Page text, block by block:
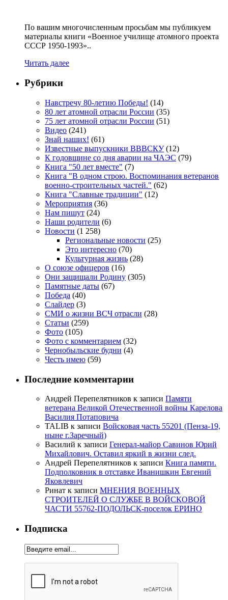
По вашим многочисленным просьбам мы публикуем
материалы книги «Военное училище атомного проекта
СССР 1950-1993»..
Читать далее
Рубрики
Навстречу 80-летию Победы! (14)
80 лет атомной отрасли России (35)
75 лет атомной отрасли России (51)
Видео (241)
Знай наших! (61)
Известные выпускники ВВВСКУ(12)
К годовщине со дня аварии на ЧАЭС (79)
Книга "50 лет вместе" (7)
Книга "В одном строю. Воспоминания ветеранов
военно-строительных частей." (62)
Книга "Славные традиции" (12)
Мероприятия (36)
Нам пишут (24)
Наши родители (6)
Новости (1 258)
Региональные новости (25)
Это интересно (70)
Культурная жизнь (28)
О союзе офицеров (16)
Они защищали Родину (305)
Памятные даты (67)
Победа (40)
Слайдер (3)
СМИ о жизни ВСЧ отрасли (28)
Статьи (259)
Фото (105)
Фото с комментарием (32)
Чернобыльские будни (4)
Честь имею (59)
Последние комментарии
Андрей Перепелятников к записи Памяти
ветерана Великой Отечественной войны Карелова
Василия Потаповича
TALIB к записи Войсковая часть 55201 (Пенза-19,
ныне г.Заречный)
Василий к записи Генерал-майор Савинов Юрий
Михайлович. Оставил яркий в жизни след.
Андрей Перепелятников к записи Книга памяти.
Подполковник в отставке Иванишкин Евгений
Яковлевич
Ринат к записи МНЕНИЯ ВОЕННЫХ
СТРОИТЕЛЕЙ О СЛУЖБЕ В ВОЙСКОВОЙ
ЧАСТИ 55762-ПОДОЛЬСК-поселок ЕРИНО
Подписка